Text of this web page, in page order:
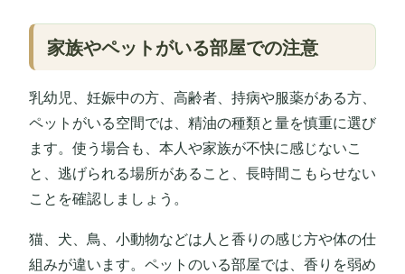
家族やペットがいる部屋での注意
乳幼児、妊娠中の方、高齢者、持病や服薬がある方、
ペットがいる空間では、精油の種類と量を慎重に選び
ます。使う場合も、本人や家族が不快に感じないこ
と、逃げられる場所があること、長時間こもらせない
ことを確認しましょう。
猫、犬、鳥、小動物などは人と香りの感じ方や体の仕
組みが違います。ペットのいる部屋では、香りを弱め